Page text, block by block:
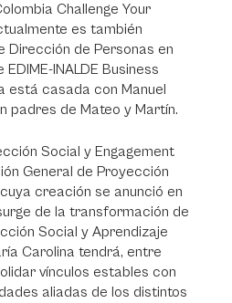
Challenge Your
es también
Dirección de Personas en
INALDE Business
está casada con Manuel
padres de Mateo y Martín.
Social y Engagement
General de Proyección
creación se anunció en
de la transformación de
Social y Aprendizaje
Carolina tendrá, entre
vínculos estables con
aliadas de los distintos